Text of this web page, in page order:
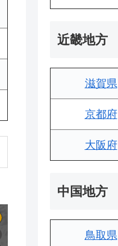
近畿地方
滋賀県
京都府
大阪府
中国地方
鳥取県